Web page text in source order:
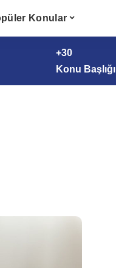
Konular
+30
Konu Başlığı